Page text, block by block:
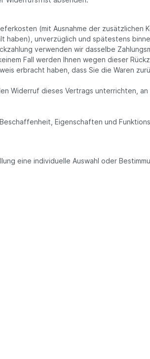
(mit Ausnahme der zusätzlichen
unverzüglich und spätestens
verwenden wir dasselbe
Fall werden Ihnen wegen dieser
erbracht haben, dass Sie die Waren
Widerruf dieses Vertrags unterrichten,
Eigenschaften und
eine individuelle Auswahl oder